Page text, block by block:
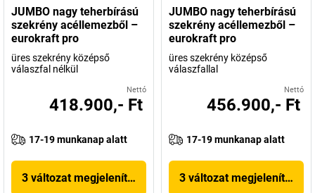
JUMBO nagy teherbírású
szekrény acéllemezből –
eurokraft pro
üres szekrény középső
válaszfal nélkül
Nettó
418.900,- Ft
17-19 munkanap alatt
3 változat megjelenítése
JUMBO nagy teherbírású
szekrény acéllemezből –
eurokraft pro
üres szekrény középső
válaszfallal
Nettó
456.900,- Ft
17-19 munkanap alatt
3 változat megjelenítése